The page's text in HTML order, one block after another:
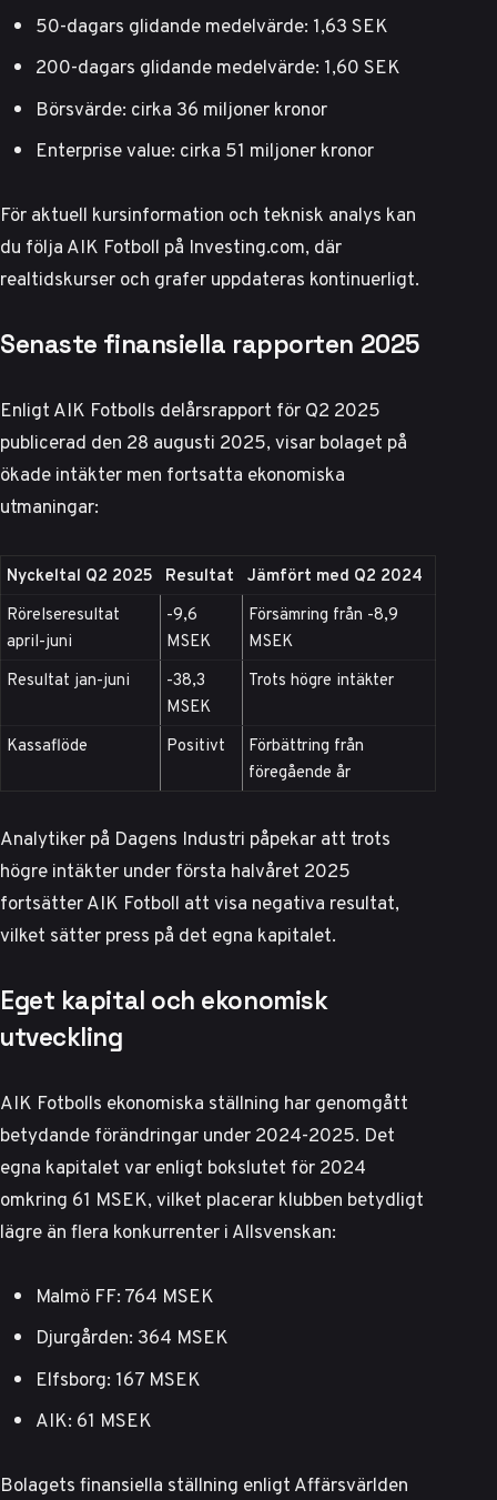
50-dagars glidande medelvärde: 1,63 SEK
200-dagars glidande medelvärde: 1,60 SEK
Börsvärde: cirka 36 miljoner kronor
Enterprise value: cirka 51 miljoner kronor
För aktuell kursinformation och teknisk analys kan
du följaAIK Fotboll på Investing.com, där
realtidskurser och grafer uppdateras kontinuerligt.
Senaste finansiella rapporten 2025
EnligtAIK Fotbolls delårsrapport för Q2 2025
publicerad den 28 augusti 2025, visar bolaget på
ökade intäkter men fortsatta ekonomiska
utmaningar:
Nyckeltal Q2 2025 Resultat Jämfört med Q2 2024
Rörelseresultat
april-juni
-9,6
MSEK
Försämring från -8,9
MSEK
Resultat jan-juni
-38,3
MSEK
Trots högre intäkter
Kassaflöde Positivt
Förbättring från
föregående år
Analytiker på Dagens Industri påpekar att trots
högre intäkter under första halvåret 2025
fortsätter AIK Fotboll att visa negativa resultat,
vilket sätter press på det egna kapitalet.
Eget kapital och ekonomisk
utveckling
AIK Fotbolls ekonomiska ställning har genomgått
betydande förändringar under 2024-2025. Det
egna kapitalet var enligt bokslutet för 2024
omkring 61 MSEK, vilket placerar klubben betydligt
lägre än flera konkurrenter i Allsvenskan:
Malmö FF: 764 MSEK
Djurgården: 364 MSEK
Elfsborg: 167 MSEK
AIK: 61 MSEK
Bolagetsfinansiella ställning enligt Affärsvärlden